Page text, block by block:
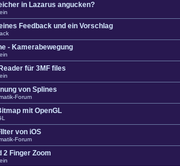
in Lazarus angucken?
Feedback und ein Vorschlag
- Kamerabewegung
für 3MF files
von Splines
Forum
mit OpenGL
von iOS
Forum
2 Finger Zoom